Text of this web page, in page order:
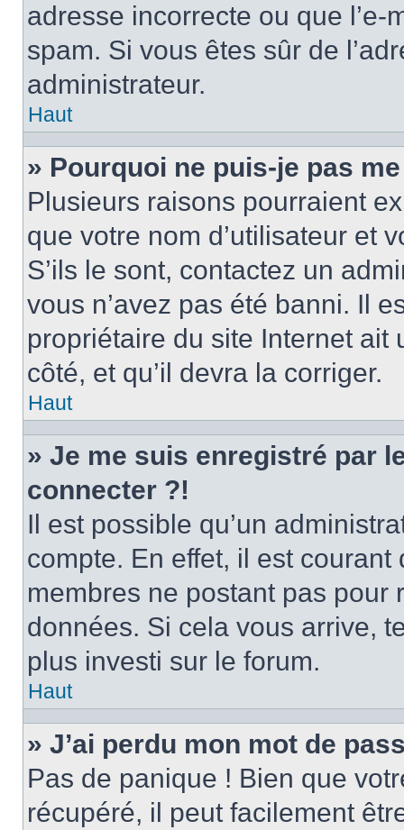
adresse incorrecte ou que
spam. Si vous êtes sûr de
administrateur.
Haut
» Pourquoi ne puis-je pas
Plusieurs raisons pourraient
que votre nom d’utilisateur et
S’ils le sont, contactez un
vous n’avez pas été banni. Il
propriétaire du site Internet
côté, et qu’il devra la corriger.
Haut
» Je me suis enregistré par
connecter ?!
Il est possible qu’un
compte. En effet, il est
membres ne postant pas
données. Si cela vous arrive,
plus investi sur le forum.
Haut
» J’ai perdu mon mot de
Pas de panique ! Bien que
récupéré, il peut facilement